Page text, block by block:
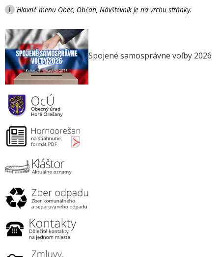
i Hlavné menu Obec, Občan, Návštevník je na vrchu stránky.
Spojené samosprávne voľby 2026